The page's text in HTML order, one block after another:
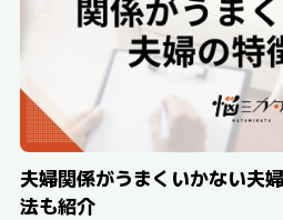
夫婦関係がうまくいかない夫
法も紹介